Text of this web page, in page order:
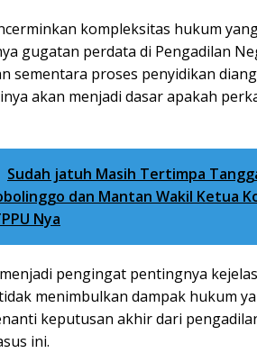
kompleksitas hukum
gugatan perdata di Pengadilan
sementara proses penyidikan
akan menjadi dasar apakah
Sudah jatuh Masih Tertimpa
dan Mantan Wakil Ketua
Nya
pengingat pentingnya
menimbulkan dampak hukum
keputusan akhir dari
ini.